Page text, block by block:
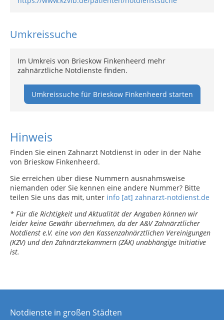
Umkreissuche
Im Umkreis von Brieskow Finkenheerd mehr
zahnärztliche Notdienste finden.
Umkreissuche für Brieskow Finkenheerd starten
Hinweis
Finden Sie einen Zahnarzt Notdienst in oder in der Nähe
von Brieskow Finkenheerd.
Sie erreichen über diese Nummern ausnahmsweise
niemanden oder Sie kennen eine andere Nummer? Bitte
teilen Sie uns das mit, unter info [at] zahnarzt-notdienst.de
* Für die Richtigkeit und Aktualität der Angaben können wir
leider keine Gewähr übernehmen, da der A&V Zahnärztlicher
Notdienst e.V. eine von den Kassenzahnärztlichen Vereinigungen
(KZV) und den Zahnärztekammern (ZÄK) unabhängige Initiative
ist.
Notdienste in großen Städten